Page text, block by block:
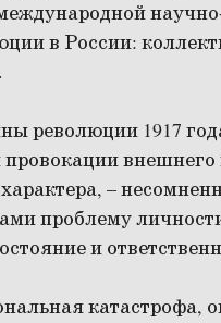
в России:
революции 1917
внешнего
–
проблему
и
катастрофа,